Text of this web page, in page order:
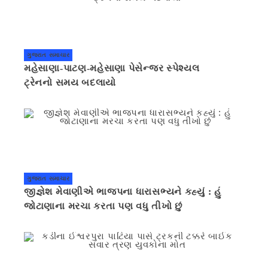
ગુજરાત સમાચાર
મહેસાણા-પાટણ-મહેસાણા પેસેન્જર સ્પેશ્યલ
ટ્રેનનો સમય બદલાયો
ગુજરાત સમાચાર
જીજ્ઞેશ મેવાણીએ ભાજપના ધારાસભ્યને કહ્યું : હું
જોટાણાના મરચા કરતા પણ વધુ તીખો છું